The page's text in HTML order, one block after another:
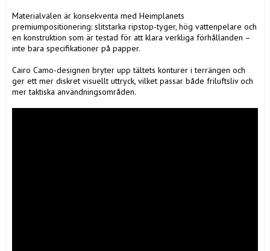
Materialvalen är konsekventa med Heimplanets
premiumpositionering: slitstarka ripstop-tyger, hög vattenpelare och
en konstruktion som är testad för att klara verkliga förhållanden –
inte bara specifikationer på papper.
Cairo Camo-designen bryter upp tältets konturer i terrängen och
ger ett mer diskret visuellt uttryck, vilket passar både friluftsliv och
mer taktiska användningsområden.